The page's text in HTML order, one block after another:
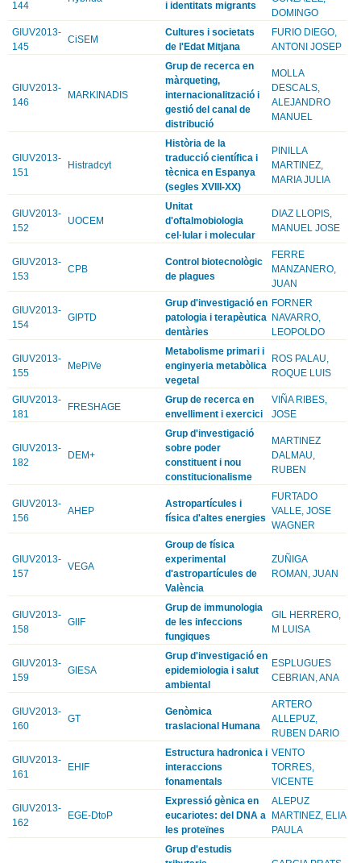
144
i identitats migrants
DOMINGO
GIUV2013-
145
CiSEM
Cultures i societats
de l'Edat Mitjana
FURIO DIEGO,
ANTONI JOSEP
GIUV2013-
146
MARKINADIS
Grup de recerca en
màrqueting,
internacionalització i
gestió del canal de
distribució
MOLLA
DESCALS,
ALEJANDRO
MANUEL
GIUV2013-
151
Histradcyt
Història de la
traducció científica i
tècnica en Espanya
(segles XVIII-XX)
PINILLA
MARTINEZ,
MARIA JULIA
GIUV2013-
152
UOCEM
Unitat
d'oftalmobiologia
cel·lular i molecular
DIAZ LLOPIS,
MANUEL JOSE
GIUV2013-
153
CPB
Control biotecnològic
de plagues
FERRE
MANZANERO,
JUAN
GIUV2013-
154
GIPTD
Grup d'investigació en
patologia i terapèutica
dentàries
FORNER
NAVARRO,
LEOPOLDO
GIUV2013-
155
MePiVe
Metabolisme primari i
enginyeria metabòlica
vegetal
ROS PALAU,
ROQUE LUIS
GIUV2013-
181
FRESHAGE
Grup de recerca en
envelliment i exercici
VIÑA RIBES,
JOSE
GIUV2013-
182
DEM+
Grup d'investigació
sobre poder
constituent i nou
constitucionalisme
MARTINEZ
DALMAU,
RUBEN
GIUV2013-
156
AHEP
Astropartícules i
física d'altes energies
FURTADO
VALLE, JOSE
WAGNER
GIUV2013-
157
VEGA
Group de física
experimental
d'astropartícules de
València
ZUÑIGA
ROMAN, JUAN
GIUV2013-
158
GIIF
Grup de immunologia
de les infeccions
fungiques
GIL HERRERO,
M LUISA
GIUV2013-
159
GIESA
Grup d'investigació en
epidemiologia i salut
ambiental
ESPLUGUES
CEBRIAN, ANA
GIUV2013-
160
GT
Genòmica
traslacional Humana
ARTERO
ALLEPUZ,
RUBEN DARIO
GIUV2013-
161
EHIF
Estructura hadronica i
interaccions
fonamentals
VENTO
TORRES,
VICENTE
GIUV2013-
162
EGE-DtoP
Expressió gènica en
eucariotes: del DNA a
les proteïnes
ALEPUZ
MARTINEZ, ELIA
PAULA
Grup d'estudis